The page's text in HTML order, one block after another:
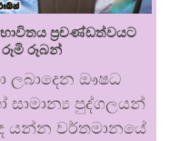
ප්‍රචණ්ඩත්වයට
රූමි රූබන්
ලබාදෙන ඖෂධ
පුද්ගලයන්
යන්න වර්තමානයේ